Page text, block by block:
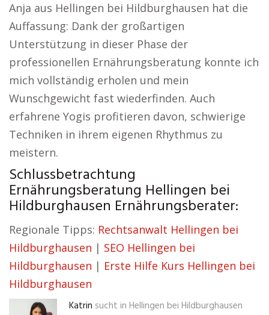
Anja aus Hellingen bei Hildburghausen hat die
Auffassung: Dank der großartigen
Unterstützung in dieser Phase der
professionellen Ernährungsberatung konnte ich
mich vollständig erholen und mein
Wunschgewicht fast wiederfinden. Auch
erfahrene Yogis profitieren davon, schwierige
Techniken in ihrem eigenen Rhythmus zu
meistern.
Schlussbetrachtung
Ernährungsberatung Hellingen bei
Hildburghausen Ernährungsberater:
Regionale Tipps: Rechtsanwalt Hellingen bei
Hildburghausen | SEO Hellingen bei
Hildburghausen | Erste Hilfe Kurs Hellingen bei
Hildburghausen
Katrin sucht in Hellingen bei Hildburghausen